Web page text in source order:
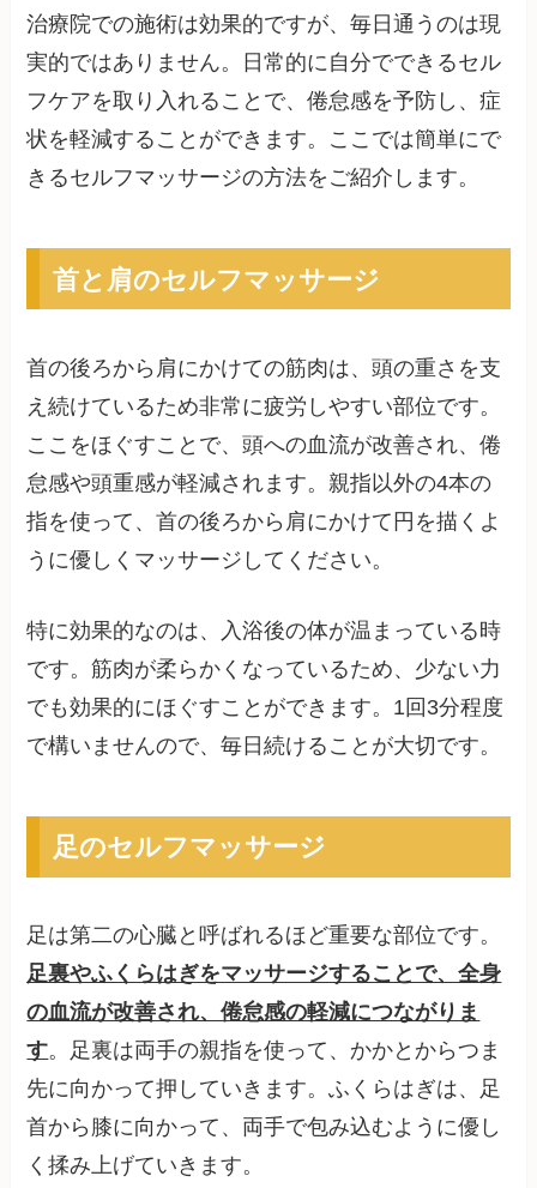
治療院での施術は効果的ですが、毎日通うのは現
実的ではありません。日常的に自分でできるセル
フケアを取り入れることで、倦怠感を予防し、症
状を軽減することができます。ここでは簡単にで
きるセルフマッサージの方法をご紹介します。
首と肩のセルフマッサージ
首の後ろから肩にかけての筋肉は、頭の重さを支
え続けているため非常に疲労しやすい部位です。
ここをほぐすことで、頭への血流が改善され、倦
怠感や頭重感が軽減されます。親指以外の4本の
指を使って、首の後ろから肩にかけて円を描くよ
うに優しくマッサージしてください。
特に効果的なのは、入浴後の体が温まっている時
です。筋肉が柔らかくなっているため、少ない力
でも効果的にほぐすことができます。1回3分程度
で構いませんので、毎日続けることが大切です。
足のセルフマッサージ
足は第二の心臓と呼ばれるほど重要な部位です。
足裏やふくらはぎをマッサージすることで、全身
の血流が改善され、倦怠感の軽減につながりま
す。足裏は両手の親指を使って、かかとからつま
先に向かって押していきます。ふくらはぎは、足
首から膝に向かって、両手で包み込むように優し
く揉み上げていきます。